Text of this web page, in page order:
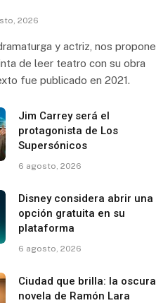
2026
y actriz, nos propone
de leer teatro con su obra
fue publicado en 2021.
Jim Carrey será el
protagonista de Los
Supersónicos
6 agosto, 2026
Disney considera abrir una
opción gratuita en su
plataforma
6 agosto, 2026
Ciudad que brilla: la oscura
novela de Ramón Lara